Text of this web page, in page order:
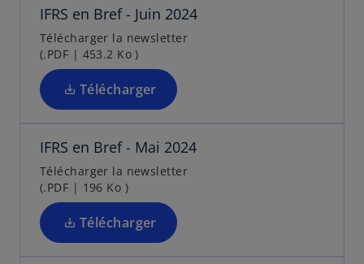
l
t
v
e
l
o
l
t
IFRS en Bref - Juin 2024
Télécharger la newsletter
(.PDF | 453.2 Ko )
Télécharger
n
s
u
n
n
v
e
l
o
IFRS en Bref - Mai 2024
Télécharger la newsletter
(.PDF | 196 Ko )
Télécharger
o
u
v
e
d
n
s
u
n
n
s
o
u
v
e
d